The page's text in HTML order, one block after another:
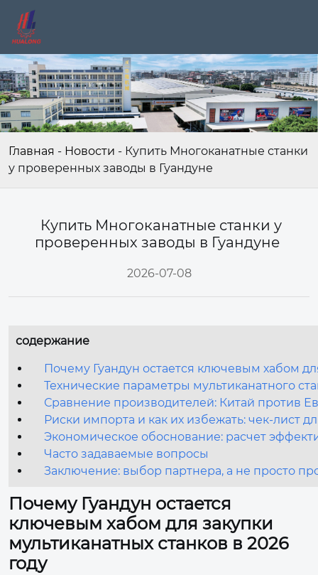
Главная - Новости - Купить Многоканатные станки
у проверенных заводы в Гуандуне
Купить Многоканатные станки у
проверенных заводы в Гуандуне
2026-07-08
содержание
Почему Гуандун остается ключевым хабом
Технические параметры мультиканатного
Сравнение производителей: Китай против
Риски импорта и как их избежать: чек-лист
Экономическое обоснование: расчет
Часто задаваемые вопросы
Заключение: выбор партнера, а не просто
Почему Гуандун остается
ключевым хабом для закупки
мультиканатных станков в 2026
году